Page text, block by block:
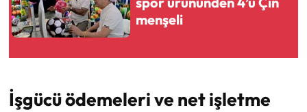
menşeli
İşgücü ödemeleri ve net işletme